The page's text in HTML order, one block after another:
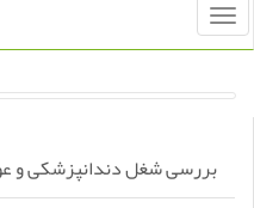
Toggle
navigation
بررسی شغل دندانپزشکی و